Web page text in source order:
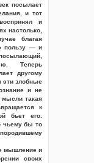
посылает
и тот
и
настолько,
благая
пользу — и
Теперь
другому
эти злобные
и не
мысли такая
к
бьет его.
чьему бы то
мышление и
своих